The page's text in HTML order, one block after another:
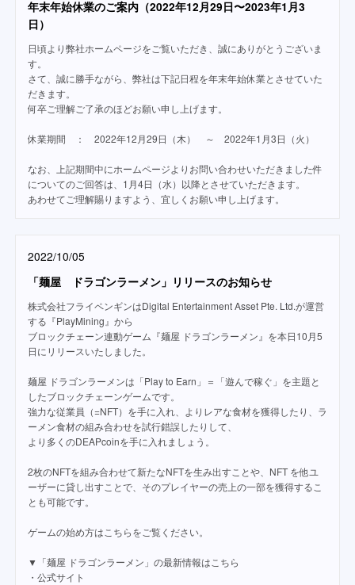
年末年始休業のご案内（2022年12月29日〜2023年1月3
日）
日頃より弊社ホームページをご覧いただき、誠にありがとうございま
す。
さて、誠に勝手ながら、弊社は下記日程を年末年始休業とさせていた
だきます。
何卒ご理解ご了承のほどお願い申し上げます。
休業期間 ： 2022年12月29日（木） ～ 2022年1月3日（火）
なお、上記期間中にホームページよりお問い合わせいただきました件
についてのご回答は、1月4日（水）以降とさせていただきます。
あわせてご理解賜りますよう、宜しくお願い申し上げます。
2022/10/05
「麺屋 ドラゴンラーメン」リリースのお知らせ
株式会社フライペンギンはDigital Entertainment Asset Pte. Ltd.が運営
する『PlayMining』から
ブロックチェーン連動ゲーム『麺屋 ドラゴンラーメン』を本日10月5
日にリリースいたしました。
麺屋 ドラゴンラーメンは「Play to Earn」＝「遊んで稼ぐ」を主題と
したブロックチェーンゲームです。
強力な従業員（=NFT）を手に入れ、よりレアな食材を獲得したり、ラ
ーメン食材の組み合わせを試行錯誤したりして、
より多くのDEAPcoinを手に入れましょう。
2枚のNFTを組み合わせて新たなNFTを生み出すことや、NFT を他ユ
ーザーに貸し出すことで、そのプレイヤーの売上の一部を獲得するこ
とも可能です。
ゲームの始め方はこちらをご覧ください。
▼「麺屋 ドラゴンラーメン」の最新情報はこちら
・公式サイト